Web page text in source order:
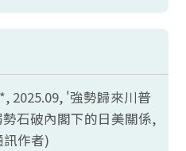
2025.09, '強勢歸來川普
勢石破內閣下的日美關係,
作者)